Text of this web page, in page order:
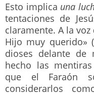
Esto implica una
tentaciones de
claramente. A la
Hijo muy querido» (
dioses delante de
hecho las
que el Faraón
considerarlos